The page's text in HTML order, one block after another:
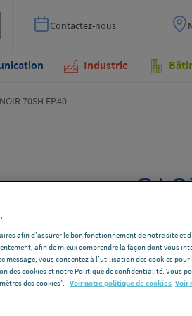
Contactez-nous
Industrie
70SH EP.40
VR TRADE
Voir la
afin d'assurer le bon fonctionnement de notre site et
afin de mieux comprendre la façon dont vous
vous consentez à l’utilisation des cookies pour
cookies et notre Politique de confidentialité. Vous
des cookies”. Voir notre politique de cookies Voir